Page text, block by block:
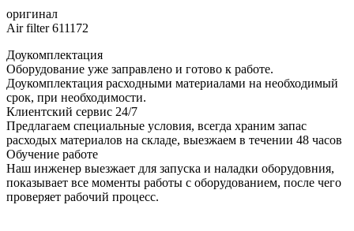
оригинал
Air filter 611172
Доукомплектация
Оборудование уже заправлено и готово к работе.
Доукомплектация расходными материалами на необходимый
срок, при необходимости.
Клиентский сервис 24/7
Предлагаем специальные условия, всегда храним запас
расходых материалов на складе, выезжаем в течении 48 часов
Обучение работе
Наш инженер выезжает для запуска и наладки оборудовния,
показывает все моменты работы с оборудованием, после чего
проверяет рабочий процесс.